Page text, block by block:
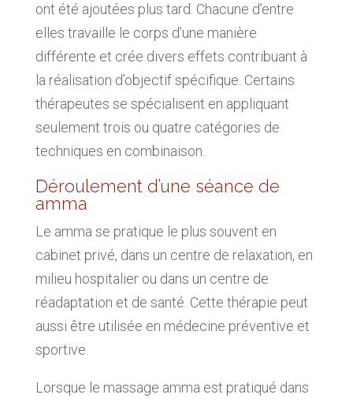
ont été ajoutées plus tard. Chacune d’entre
elles travaille le corps d’une manière
différente et crée divers effets contribuant à
la réalisation d’objectif spécifique. Certains
thérapeutes se spécialisent en appliquant
seulement trois ou quatre catégories de
techniques en combinaison.
Déroulement d’une séance de
amma
Le amma se pratique le plus souvent en
cabinet privé, dans un centre de relaxation, en
milieu hospitalier ou dans un centre de
réadaptation et de santé. Cette thérapie peut
aussi être utilisée en médecine préventive et
sportive.
Lorsque le massage amma est pratiqué dans